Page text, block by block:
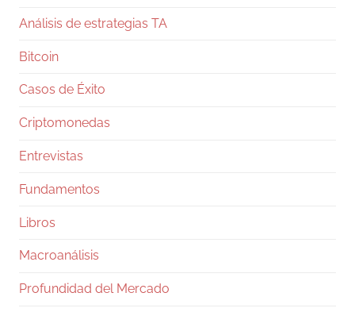
Ramiro (Book&Trading) Retweeted
Salió Claude Opus 5, ya lo están
en dos días te van a llenar el feed de tablas
pará un segundo.
Los números, rápido: Fable 5 va 10 y 50
Análisis de estrategias TA
Bitcoin
Casos de Éxito
Criptomonedas
Entrevistas
Fundamentos
Libros
Macroanálisis
Profundidad del Mercado